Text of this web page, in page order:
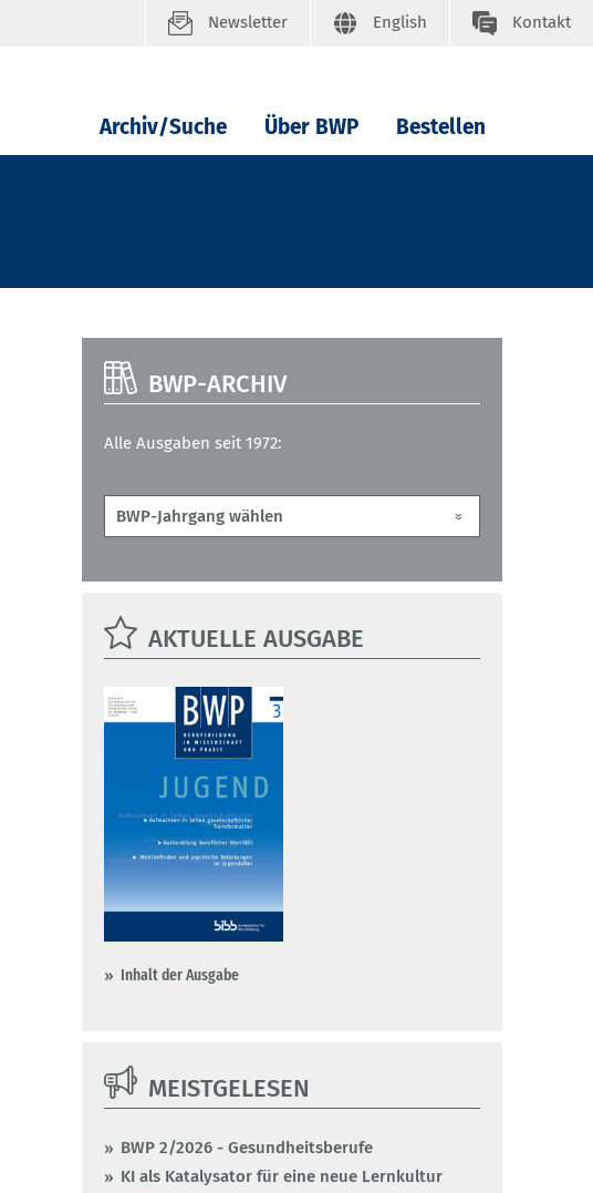
Newsletter English Kontakt
Archiv/Suche Über BWP Bestellen
BWP-ARCHIV
Alle Ausgaben seit 1972:
AKTUELLE AUSGABE
Inhalt der Ausgabe
MEISTGELESEN
BWP 2/2026 - Gesundheitsberufe
KI als Katalysator für eine neue Lernkultur